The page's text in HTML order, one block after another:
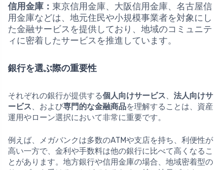
信用金庫： 東京信用金庫、大阪信用金庫、名古屋信
用金庫などは、地元住民や小規模事業者を対象にし
た金融サービスを提供しており、地域のコミュニテ
ィに密着したサービスを推進しています。
銀行を選ぶ際の重要性
それぞれの銀行が提供する個人向けサービス
法人向けサ
ービス 、および専門的な金融商品を理解することは、資産
運用やローン選択において非常に重要です。
例えば、メガバンクは多数のATMや支店を持ち、利便性が
高い一方で、金利や手数料は他の銀行に比べて高くなるこ
とがあります。地方銀行や信用金庫の場合、地域密着型の